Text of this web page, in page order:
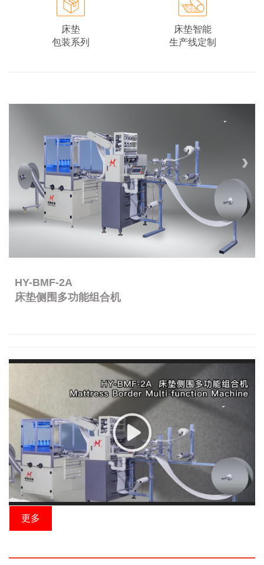
床垫
包装系列
床垫智能
生产线定制
HY-BMF-2A
床垫侧围多功能组合机
更多